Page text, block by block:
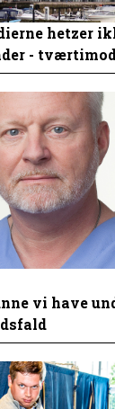
hetzer
-
vi have